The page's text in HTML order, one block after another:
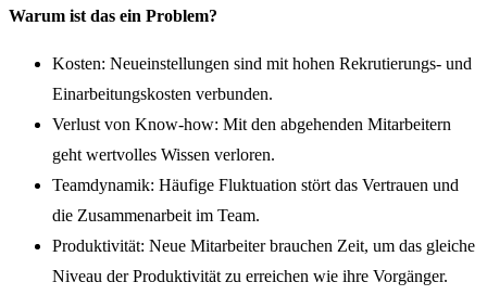
Warum ist das ein Problem?
Kosten: Neueinstellungen sind mit hohen Rekrutierungs- und
Einarbeitungskosten verbunden.
Verlust von Know-how: Mit den abgehenden Mitarbeitern
geht wertvolles Wissen verloren.
Teamdynamik: Häufige Fluktuation stört das Vertrauen und
die Zusammenarbeit im Team.
Produktivität: Neue Mitarbeiter brauchen Zeit, um das gleiche
Niveau der Produktivität zu erreichen wie ihre Vorgänger.